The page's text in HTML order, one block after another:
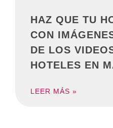
HAZ QUE TU
CON
DE LOS
HOTELES EN
LEER MÁS »